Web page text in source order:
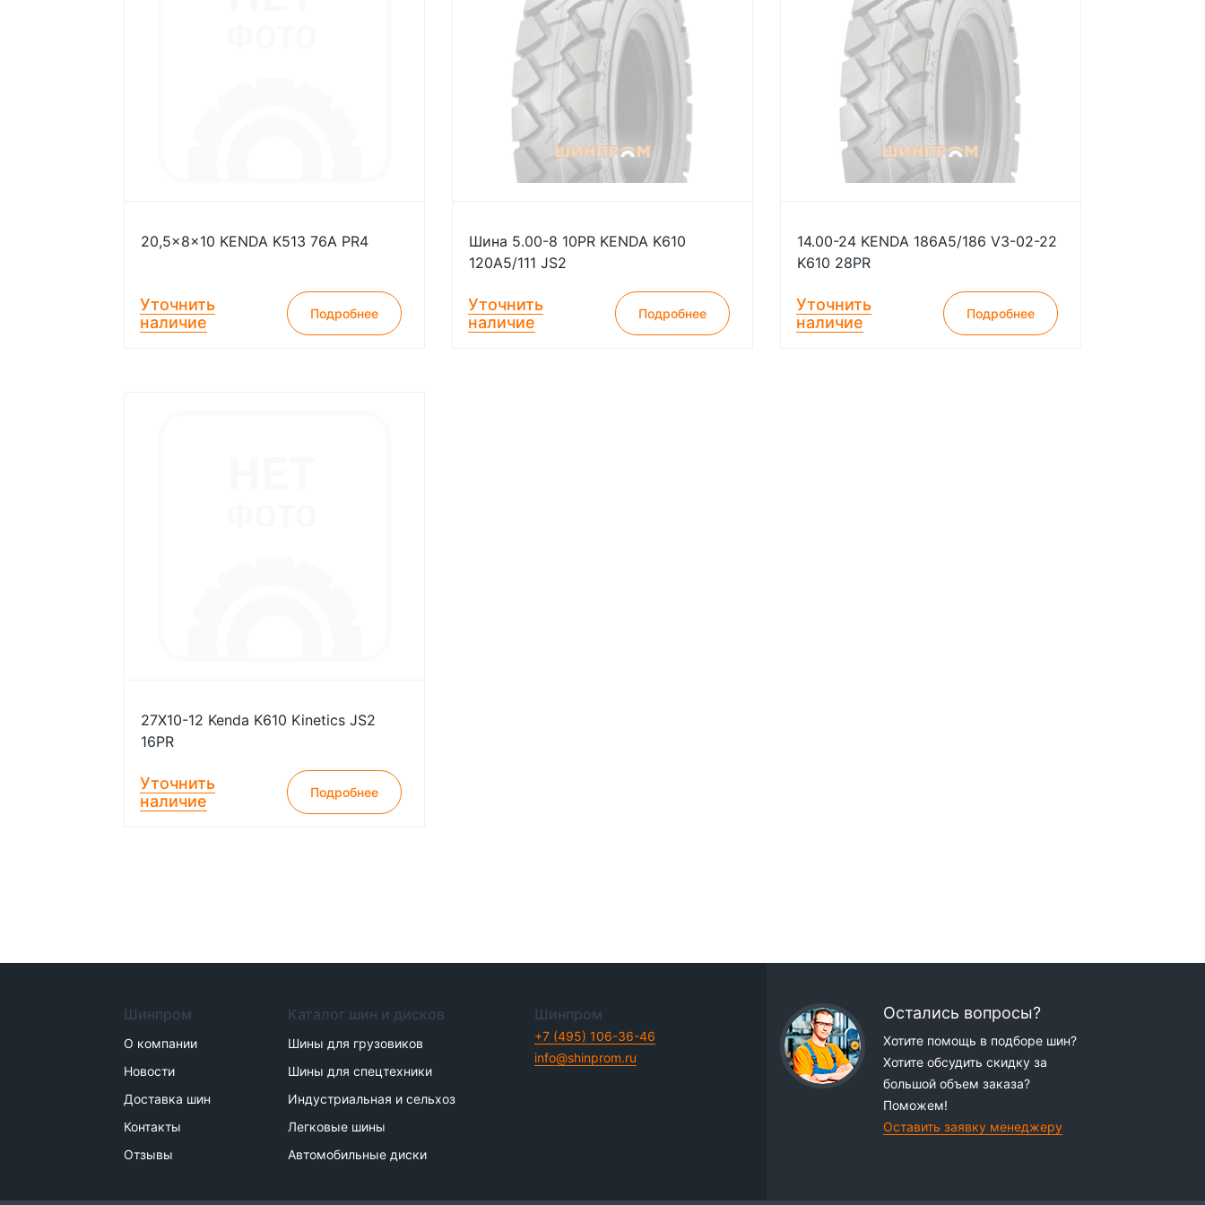
20,5x8x10 KENDA K513 76A PR4
Уточнить
наличие
Подробнее
Шина 5.00-8 10PR KENDA K610
120A5/111 JS2
Уточнить
наличие
Подробнее
14.00-24 KENDA 186A5/186 V3-02-22
K610 28PR
Уточнить
наличие
Подробнее
27X10-12 Kenda K610 Kinetics JS2
16PR
Уточнить
наличие
Подробнее
Шинпром
О компании
Новости
Доставка шин
Контакты
Отзывы
Каталог шин и дисков
Шины для грузовиков
Шины для спецтехники
Индустриальная и сельхоз
Легковые шины
Автомобильные диски
Шинпром
+7 (495) 106-36-46
info@shinprom.ru
Остались вопросы?
Хотите помощь в подборе шин?
Хотите обсудить скидку за
большой объем заказа?
Поможем!
Оставить заявку менеджеру